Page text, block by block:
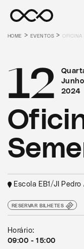
HOME >EVENTOS >OFICINA
Junho
2024
12
Escola EB1/JI Pedro
RESERVAR BILHETES
Horário:
09:00 - 15:00